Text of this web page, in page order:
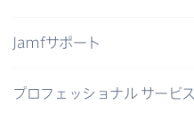
Jamfサポート
プロフェッショナル サービス